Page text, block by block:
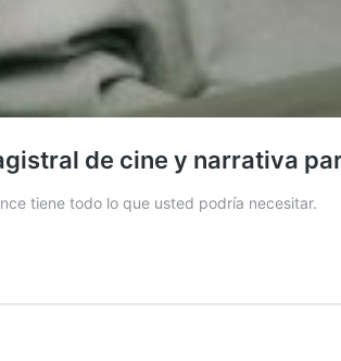
de cine y narrativa
tiene todo lo que usted podría necesitar.